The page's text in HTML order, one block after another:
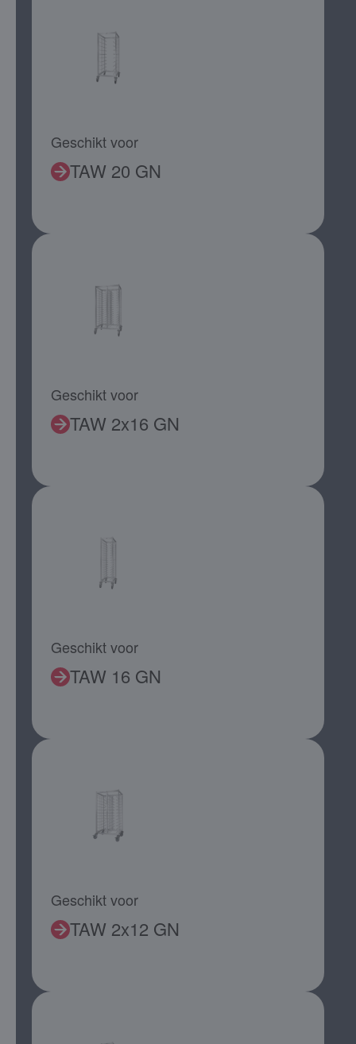
Geschikt voor
TAW 20 GN
Geschikt voor
TAW 2x16 GN
Geschikt voor
TAW 16 GN
Geschikt voor
TAW 2x12 GN